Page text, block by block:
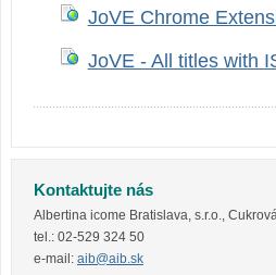
JoVE Chrome
JoVE - All titles with
Kontaktujte nás
Albertina icome Bratislava, s.r.o.,
tel.: 02-529 324 50
e-mail: aib@aib.sk